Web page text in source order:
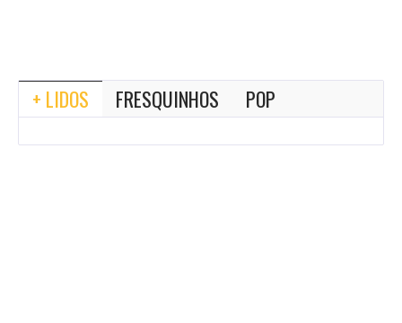
+ LIDOS FRESQUINHOS POP